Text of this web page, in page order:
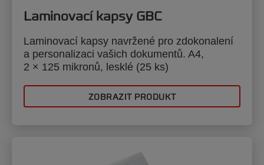
Laminovací kapsy GBC
Laminovací kapsy navržené pro zdokonalení
a personalizaci vašich dokumentů. A4,
2 × 125 mikronů, lesklé (25 ks)
ZOBRAZIT PRODUKT